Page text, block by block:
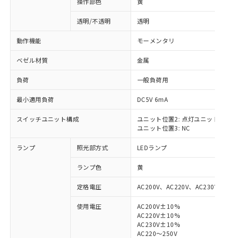
透明/不透明 透明
動作機能 モーメンタリ
ベゼル材質 金属
負荷 一般負荷用
最小適用負荷 DC5V 6mA
スイッチユニット構成
ユニット位置2: 点灯ユニット
ユニット位置3: NC
ランプ 照光部方式 LEDランプ
ランプ色 黄
定格電圧 AC200V、AC220V、AC230V
使用電圧
AC200V±10%
AC220V±10%
AC230V±10%
AC220～250V